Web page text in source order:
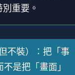
重要。
不裝）：把「事
是把「畫面」